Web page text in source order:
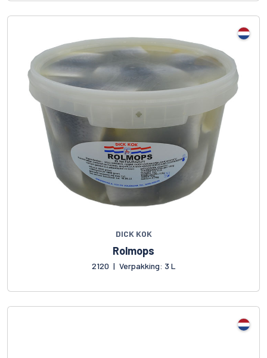
DICK KOK
Rolmops
2120 | Verpakking: 3 L